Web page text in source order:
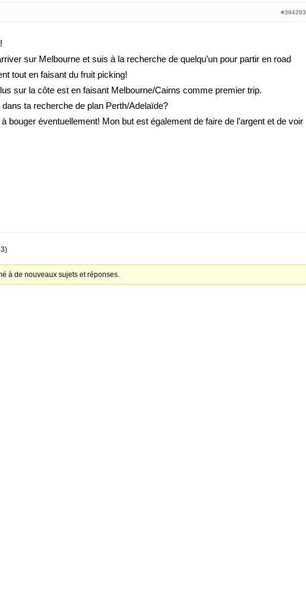
#394293
sur Melbourne et suis à la recherche de quelqu’un pour partir en road
tout en faisant du fruit picking!
sur la côte est en faisant Melbourne/Cairns comme premier trip.
ta recherche de plan Perth/Adelaïde?
bouger éventuellement! Mon but est également de faire de l’argent et de voir
à de nouveaux sujets et réponses.